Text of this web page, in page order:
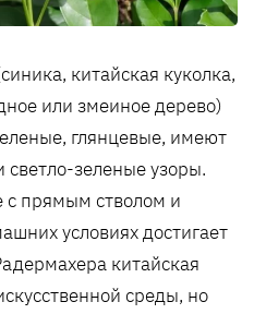
китайская куколка,
или змеиное дерево)
глянцевые, имеют
зеленые узоры.
с прямым стволом и
условиях достигает
китайская
среды, но